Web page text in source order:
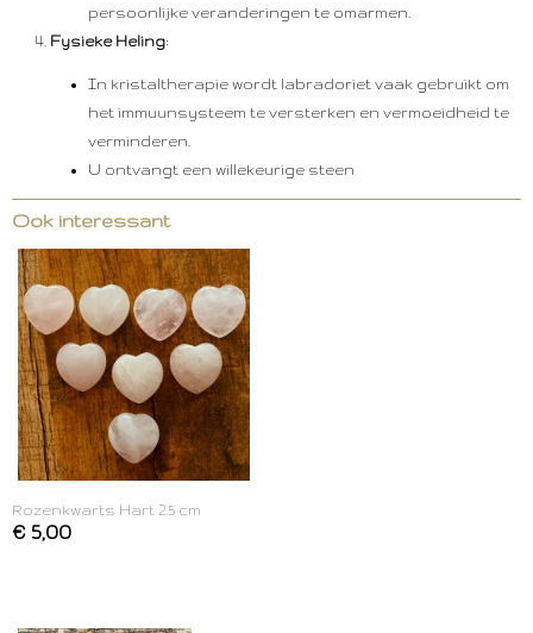
persoonlijke veranderingen te omarmen.
Fysieke Heling:
In kristaltherapie wordt labradoriet vaak gebruikt om
het immuunsysteem te versterken en vermoeidheid te
verminderen.
U ontvangt een willekeurige steen
Ook interessant
Rozenkwarts Hart 2.5 cm
€ 5,00